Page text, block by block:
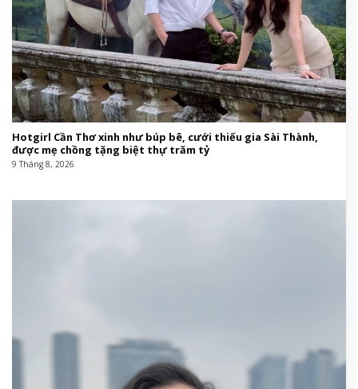
Hotgirl Cần Thơ xinh như búp bê, cưới thiếu gia Sài Thành,
được mẹ chồng tặng biệt thự trăm tỷ
9 Tháng 8, 2026